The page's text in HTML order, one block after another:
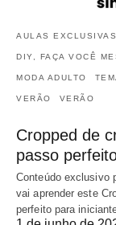
AULAS EXCLUSIVAS
DIY, FAÇA VOCÊ
MODA ADULTO
VERÃO VERÃO
Cropped de
passo
Conteúdo exclusivo
vai aprender este
perfeito para